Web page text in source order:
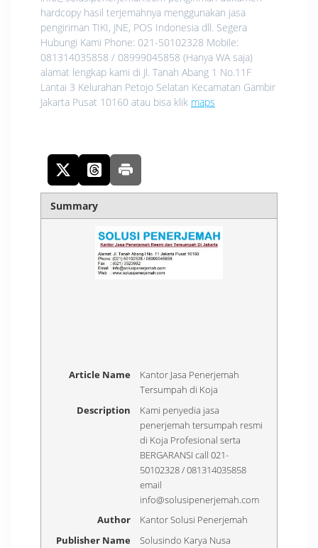
hardcopy hasil terjemahnya menggunakan jasa
pengiriman TIKI, JNE, POS Indonesia dll. Segera
Hubungi Kami Phone: 021-50102328 Mobile:
081314035858 / 08999045858 (Hanya WA saja)
alamat lengkap kami di Jl. Tanah Abang 1 No.11F
Lantai 3 Kelurahan Petojo Selatan Kecamatan Gambir
Jakarta Pusat 10160 atau bisa klik maps
Summary
Article Name
Kantor Jasa Penerjemah
Tersumpah di Koja
Description
Kami penyedia jasa
penerjemah tersumpah resmi
di Koja Profesional serta
BERGARANSI call 021-
50102328 / 081314035858
email
info@solusipenerjemah.com
Author
Kantor Solusi Penerjemah
Publisher Name
Solusindo Karya Nusa